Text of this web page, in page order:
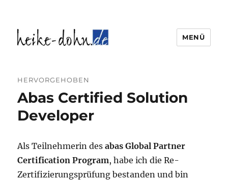
MENÜ
NewsHERVORGEHOBEN
Abas Certified Solution
Developer
Als Teilnehmerin desabas Global Partner
Certification Program, habe ich die Re-
Zertifizierungsprüfung bestanden und bin